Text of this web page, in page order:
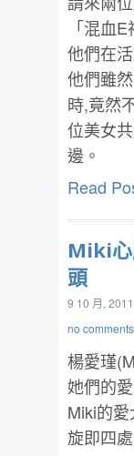
「混血
他們在
他們雖
時,竟然
位美女
邊。
Read
Miki心
頭
9 10 月, 2011
no comments
楊愛瑾
她們的
Miki的愛
旋即四